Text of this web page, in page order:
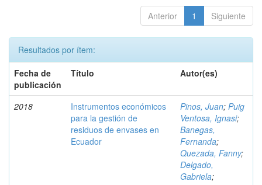
Anterior 1 Siguiente
Resultados por ítem:
Fecha de
publicación
Título Autor(es)
2018
Instrumentos económicos
para la gestión de
residuos de envases en
Ecuador
Pinos, Juan; Puig
Ventosa, Ignasi;
Banegas,
Fernanda;
Quezada, Fanny;
Delgado,
Gabriela;